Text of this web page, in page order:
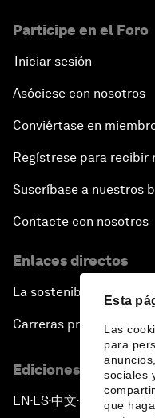
Esta
Las
para
sociales
que
Participe en el Foro
Iniciar sesión
Asóciese con nosotros
Conviértase en
Regístrese para recibir
Suscríbase a nuestros
Contacte con nosotros
Enlaces directos
La sostenibilidad en el
Carreras profesionales
Ediciones en otros
EN ▪ ES▪中文▪ 日本語